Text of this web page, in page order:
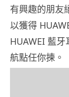
有興趣的朋友
以獲得
HUAWEI 藍
航點任你揀。